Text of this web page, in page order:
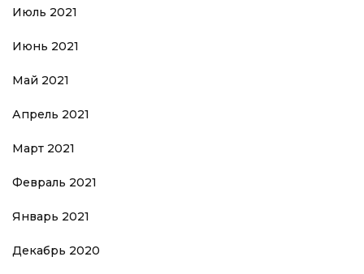
Июль 2021
Июнь 2021
Май 2021
Апрель 2021
Март 2021
Февраль 2021
Январь 2021
Декабрь 2020